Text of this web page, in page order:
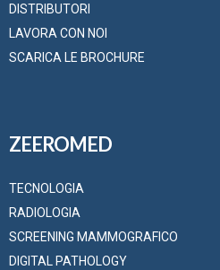
DISTRIBUTORI
LAVORA CON NOI
SCARICA LE BROCHURE
ZEEROMED
TECNOLOGIA
RADIOLOGIA
SCREENING MAMMOGRAFICO
DIGITAL PATHOLOGY